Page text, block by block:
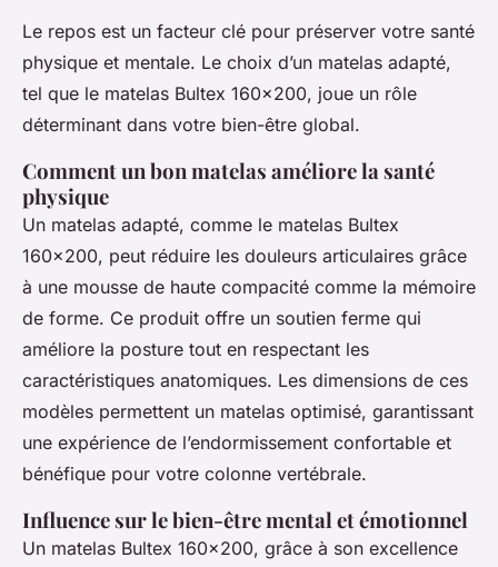
Le repos est un facteur clé pour préserver votre santé
physique et mentale. Le choix d’un matelas adapté,
tel que le matelas Bultex 160x200, joue un rôle
déterminant dans votre bien-être global.
Comment un bon matelas améliore la santé
physique
Un matelas adapté, comme le matelas Bultex
160x200, peut réduire les douleurs articulaires grâce
à une mousse de haute compacité comme la mémoire
de forme. Ce produit offre un soutien ferme qui
améliore la posture tout en respectant les
caractéristiques anatomiques. Les dimensions de ces
modèles permettent un matelas optimisé, garantissant
une expérience de l’endormissement confortable et
bénéfique pour votre colonne vertébrale.
Influence sur le bien-être mental et émotionnel
Un matelas Bultex 160x200, grâce à son excellence